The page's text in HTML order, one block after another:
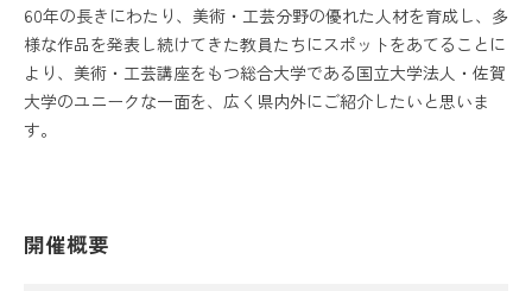
60年の長きにわたり、美術・工芸分野の優れた人材を育成し、多
様な作品を発表し続けてきた教員たちにスポットをあてることに
より、美術・工芸講座をもつ総合大学である国立大学法人・佐賀
大学のユニークな一面を、広く県内外にご紹介したいと思いま
す。
開催概要